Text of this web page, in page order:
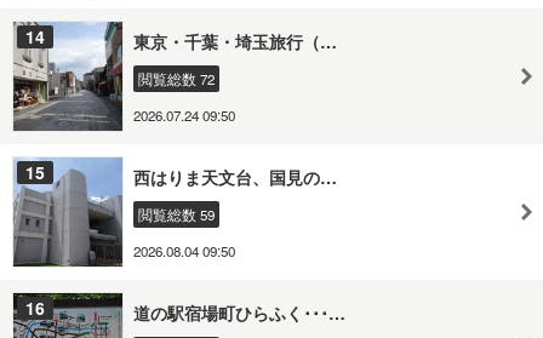
14 東京・千葉・埼玉旅行（…
閲覧総数 72
2026.07.24 09:50
15 西はりま天文台、国見の…
閲覧総数 59
2026.08.04 09:50
16 道の駅宿場町ひらふく･･･…